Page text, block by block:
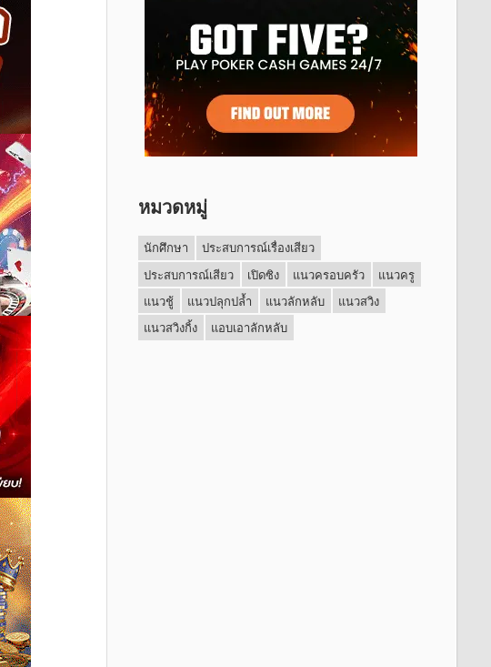
หมวดหมู่
นักศึกษา
ประสบการณ์เรื่องเสียว
ประสบการณ์เสียว
เปิดซิง แนวครอบครัว
แนวครู
แนวชู้
แนวปลุกปล้ำ แนวลักหลับ
แนวสวิง
แนวสวิงกิ้ง
แอบเอาลักหลับ